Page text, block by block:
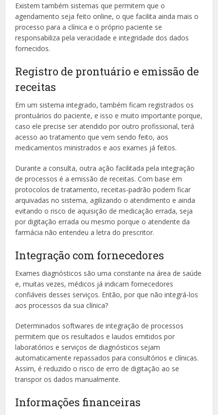
Existem também sistemas que permitem que o
agendamento seja feito online, o que facilita ainda mais o
processo para a clínica e o próprio paciente se
responsabiliza pela veracidade e integridade dos dados
fornecidos.
Registro de prontuário e emissão de
receitas
Em um sistema integrado, também ficam registrados os
prontuários do paciente, e isso e muito importante porque,
caso ele precise ser atendido por outro profissional, terá
acesso ao tratamento que vem sendo feito, aos
medicamentos ministrados e aos exames já feitos.
Durante a consulta, outra ação facilitada pela integração
de processos é a emissão de receitas. Com base em
protocolos de tratamento, receitas-padrão podem ficar
arquivadas no sistema, agilizando o atendimento e ainda
evitando o risco de aquisição de medicação errada, seja
por digitação errada ou mesmo porque o atendente da
farmácia não entendeu a letra do prescritor.
Integração com fornecedores
Exames diagnósticos são uma constante na área de saúde
e, muitas vezes, médicos já indicam fornecedores
confiáveis desses serviços. Então, por que não integrá-los
aos processos da sua clínica?
Determinados softwares de integração de processos
permitem que os resultados e laudos emitidos por
laboratórios e serviços de diagnósticos sejam
automaticamente repassados para consultórios e clínicas.
Assim, é reduzido o risco de erro de digitação ao se
transpor os dados manualmente.
Informações financeiras